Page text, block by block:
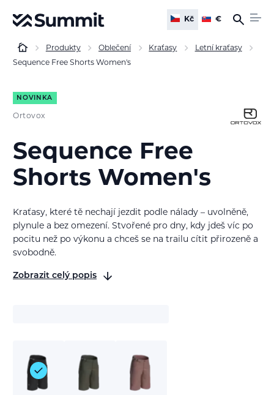
Kč €
Produkty Oblečení Kraťasy
Letní kraťasy
Sequence Free Shorts Women's
NOVINKA
Ortovox
Sequence Free
Shorts Women's
Kraťasy, které tě nechají jezdit podle nálady – uvolněně,
plynule a bez omezení. Stvořené pro dny, kdy jdeš víc po
pocitu než po výkonu a chceš se na trailu cítit přirozeně a
svobodně.
Zobrazit celý popis